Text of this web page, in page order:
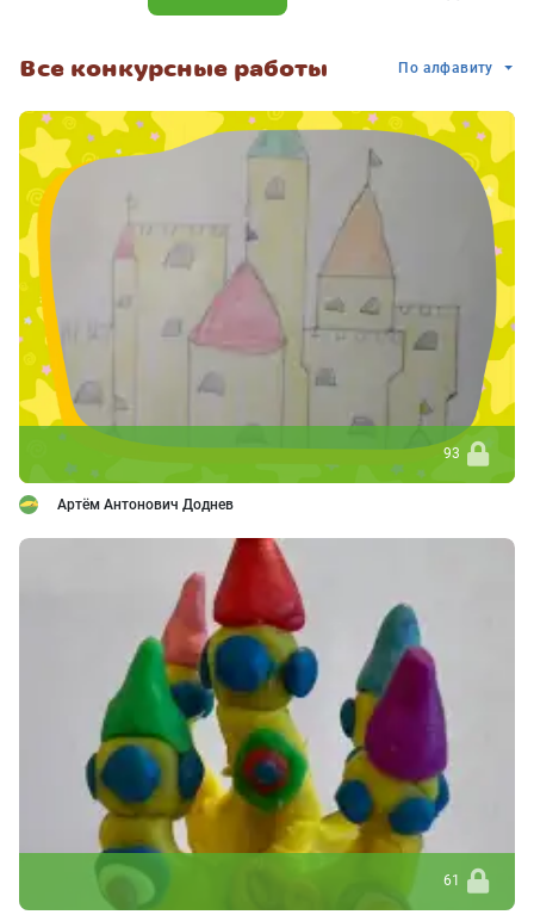
Все конкурсные работы По алфавиту
93
Артём Антонович Доднев
61